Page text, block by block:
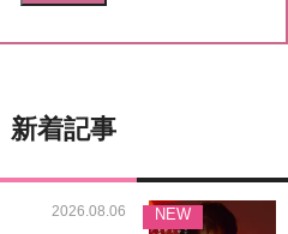
新着記事
2026.08.06 NEW